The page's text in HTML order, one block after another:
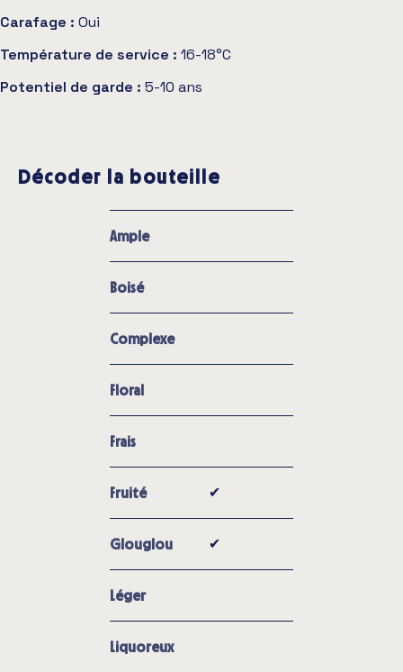
Carafage : Oui
Température de service : 16-18°C
Potentiel de garde : 5-10 ans
Décoder la bouteille
Ample
Boisé
Complexe
Floral
Frais
Fruité ✔︎
Glouglou ✔︎
Léger
Liquoreux